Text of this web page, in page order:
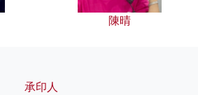
陳晴
承印人